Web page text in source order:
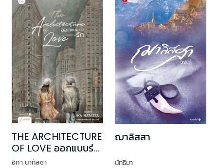
THE ARCHITECTURE
OF LOVE ออกแบบร่าง
ก่อสร้างรัก
อิกา นาทัสซา
ฌาลิสสา
นัทธิมา